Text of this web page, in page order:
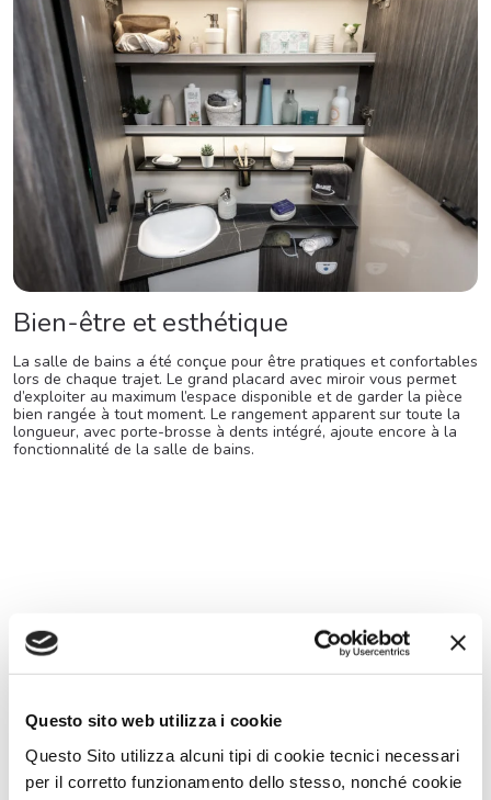
Questo sito web utilizza i cookie
Questo Sito utilizza alcuni tipi di cookie tecnici necessari
per il corretto funzionamento dello stesso, nonché cookie
Bien-être et esthétique
La salle de bains a été conçue pour être pratiques et confortables
lors de chaque trajet. Le grand placard avec miroir vous permet
d’exploiter au maximum l’espace disponible et de garder la pièce
bien rangée à tout moment. Le rangement apparent sur toute la
longueur, avec porte-brosse à dents intégré, ajoute encore à la
fonctionnalité de la salle de bains.